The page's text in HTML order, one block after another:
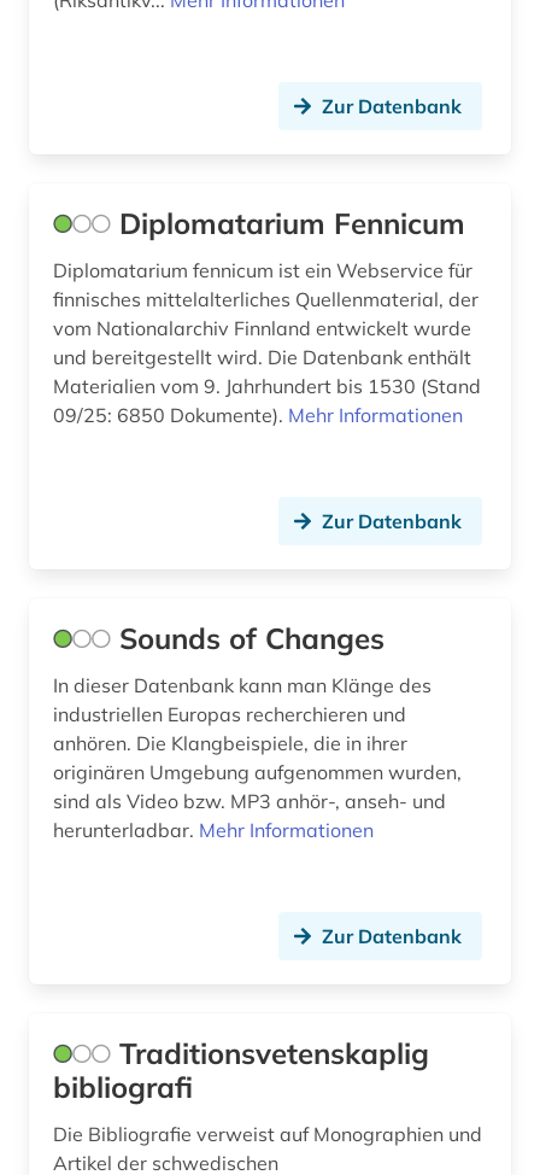
Zur Datenbank
Diplomatarium Fennicum
Diplomatarium fennicum ist ein Webservice für
finnisches mittelalterliches Quellenmaterial, der
vom Nationalarchiv Finnland entwickelt wurde
und bereitgestellt wird. Die Datenbank enthält
Materialien vom 9. Jahrhundert bis 1530 (Stand
09/25: 6850 Dokumente). Mehr Informationen
Zur Datenbank
Sounds of Changes
In dieser Datenbank kann man Klänge des
industriellen Europas recherchieren und
anhören. Die Klangbeispiele, die in ihrer
originären Umgebung aufgenommen wurden,
sind als Video bzw. MP3 anhör-, anseh- und
herunterladbar. Mehr Informationen
Zur Datenbank
Traditionsvetenskaplig
bibliografi
Die Bibliografie verweist auf Monographien und
Artikel der schwedischen